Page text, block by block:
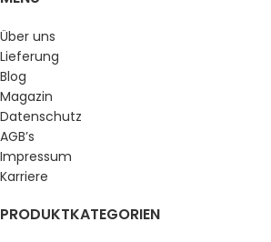
Über uns
Lieferung
Blog
Magazin
Datenschutz
AGB’s
Impressum
Karriere
PRODUKTKATEGORIEN